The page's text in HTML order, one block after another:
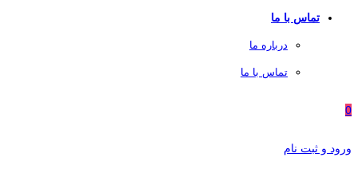
تماس با ما
درباره ما
تماس با ما
0
ورود و ثبت نام